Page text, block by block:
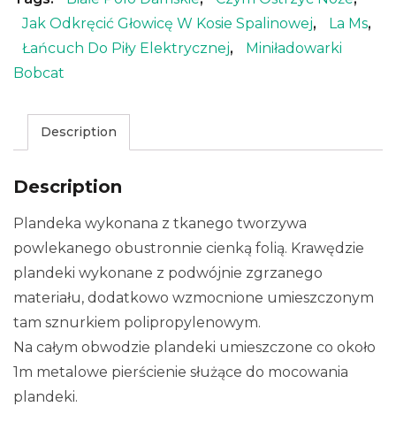
Jak Odkręcić Głowicę W Kosie Spalinowej, La Ms,
Łańcuch Do Piły Elektrycznej,
Miniładowarki
Bobcat
Description
Description
Plandeka wykonana z tkanego tworzywa
powlekanego obustronnie cienką folią. Krawędzie
plandeki wykonane z podwójnie zgrzanego
materiału, dodatkowo wzmocnione umieszczonym
tam sznurkiem polipropylenowym.
Na całym obwodzie plandeki umieszczone co około
1m metalowe pierścienie służące do mocowania
plandeki.